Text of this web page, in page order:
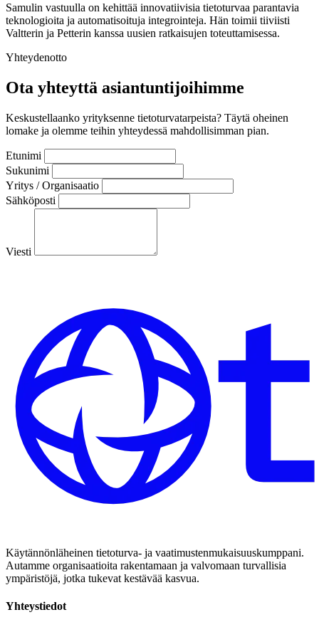
Samulin vastuulla on kehittää innovatiivisia tietoturvaa parantavia
teknologioita ja automatisoituja integrointeja. Hän toimii tiiviisti
Valtterin ja Petterin kanssa uusien ratkaisujen toteuttamisessa.
Yhteydenotto
Ota yhteyttä asiantuntijoihimme
Keskustellaanko yrityksenne tietoturvatarpeista? Täytä oheinen
lomake ja olemme teihin yhteydessä mahdollisimman pian.
Etunimi
Sukunimi
Yritys / Organisaatio
Sähköposti
Viesti
Käytännönläheinen tietoturva- ja vaatimustenmukaisuuskumppani.
Autamme organisaatioita rakentamaan ja valvomaan turvallisia
ympäristöjä, jotka tukevat kestävää kasvua.
Yhteystiedot